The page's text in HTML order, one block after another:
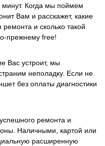
Когда мы поймем
Вам и расскажет, какие
ремонта и сколько такой
прежнему free!
Вас устроит, мы
неполадку. Если не
без оплаты диагностики
ремонта и
Наличными, картой или
расширенную